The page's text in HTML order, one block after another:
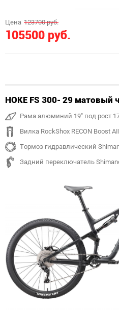
Цена 123700 руб.
105500 руб.
HOKE FS 300- 29 матовый
Рама алюминий 19" под рост
Вилка RockShox RECON Boost
Задний переключатель